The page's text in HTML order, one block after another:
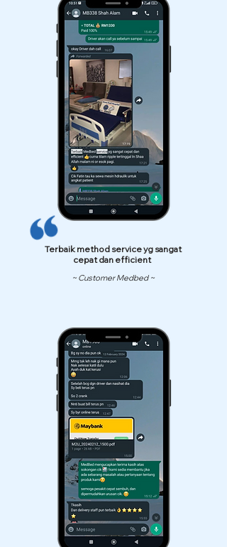
Terbaik method service yg sangat
cepat dan efficient
~ Customer Medbed ~